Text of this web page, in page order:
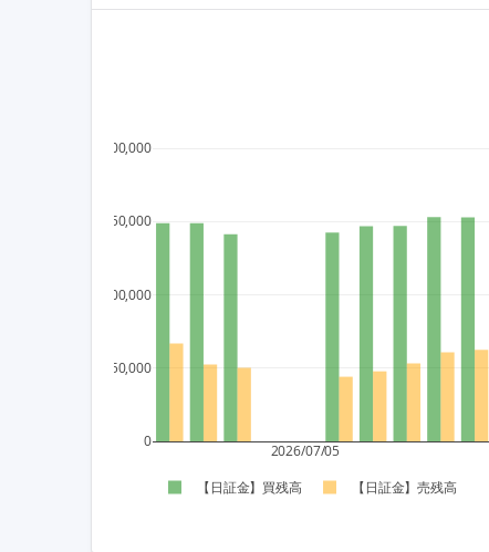
2026/07/05
0
50,000
100,000
150,000
200,000
【日証金】買残高 【日証金】売残高